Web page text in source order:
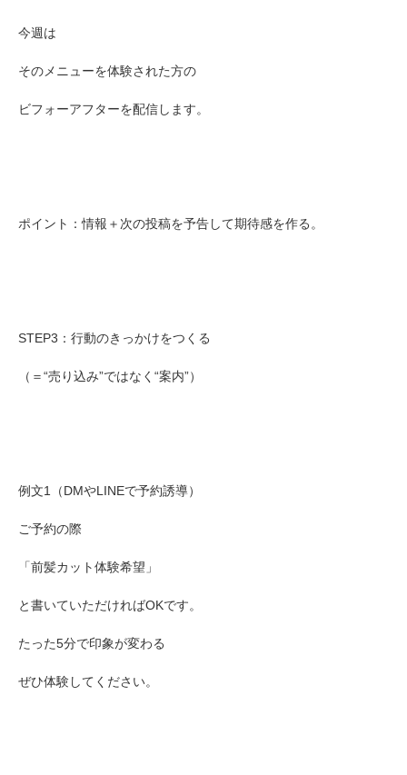
今週は
そのメニューを体験された方の
ビフォーアフターを配信します。
ポイント：情報＋次の投稿を予告して期待感を作る。
STEP3：行動のきっかけをつくる
（＝“売り込み”ではなく“案内”）
例文1（DMやLINEで予約誘導）
ご予約の際
「前髪カット体験希望」
と書いていただければOKです。
たった5分で印象が変わる
ぜひ体験してください。